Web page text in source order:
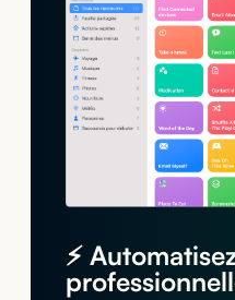
⚡️